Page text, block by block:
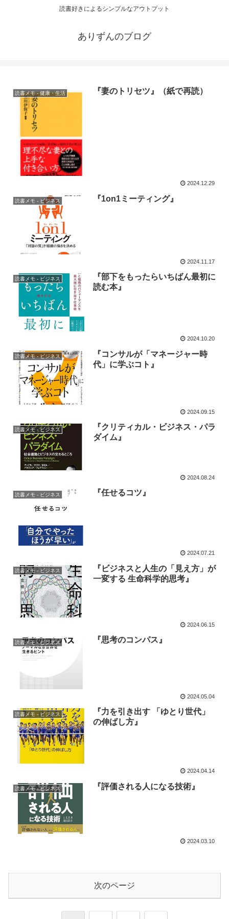
読書好きによるシンプルなアウトプット
ありずんのブログ
読書メモ - 健康・生活 『妻のトリセツ』（紙で再読）
2024.12.29
読書メモ - ビジネス 『1on1ミーティング』
2024.11.17
読書メモ - ビジネス
『部下をもったらいちばん最初に
読む本』
2024.10.20
読書メモ - ビジネス
『コンサルが「マネージャー時
代」に学ぶコト』
2024.09.15
読書メモ - ビジネス
『クリティカル・ビジネス・パラ
ダイム』
2024.08.24
読書メモ - ビジネス 『任せるコツ』
2024.07.21
読書メモ - ビジネス
『ビジネスと人生の「見え方」が
一変する 生命科学的思考』
2024.06.15
読書メモ - ビジネス 『思考のコンパス』
2024.05.04
読書メモ - ビジネス
『力を引き出す 「ゆとり世代」
の伸ばし方』
2024.04.14
読書メモ - ビジネス 『評価される人になる技術』
2024.03.10
次のページ